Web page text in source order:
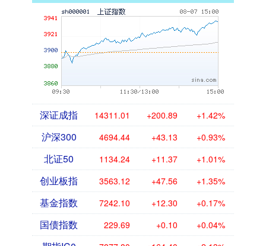
深证成指 14311.01 +200.89 +1.42%
沪深300 4694.44 +43.13 +0.93%
北证50 1134.24 +11.37 +1.01%
创业板指 3563.12 +47.56 +1.35%
基金指数 7242.10 +12.30 +0.17%
国债指数 229.69 +0.10 +0.04%